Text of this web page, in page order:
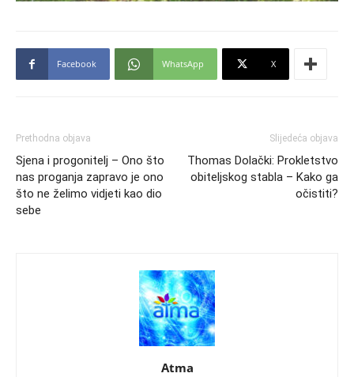
Facebook WhatsApp X
Prethodna objava
Sjena i progonitelj – Ono što
nas proganja zapravo je ono
što ne želimo vidjeti kao dio
sebe
Slijedeća objava
Thomas Dolački: Prokletstvo
obiteljskog stabla – Kako ga
očistiti?
Atma